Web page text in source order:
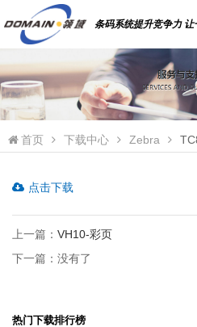
条码系统提升竞争力 让
首页 下载中心 Zebra
点击下载
上一篇： VH10-彩页
下一篇：没有了
热门下载排行榜